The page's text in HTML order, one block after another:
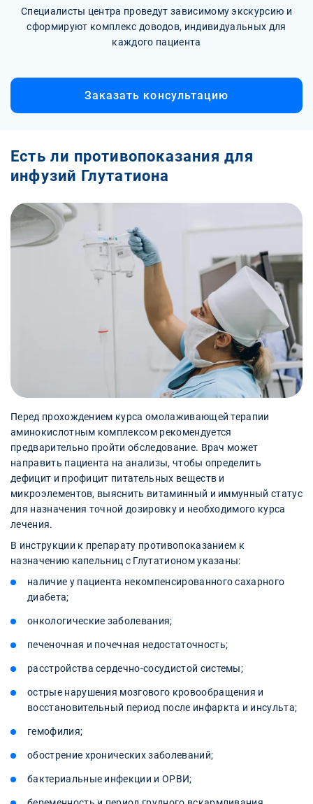
Специалисты центра проведут зависимому экскурсию и
сформируют комплекс доводов, индивидуальных для
каждого пациента
Заказать консультацию
Есть ли противопоказания для
инфузий Глутатиона
Перед прохождением курса омолаживающей терапии
аминокислотным комплексом рекомендуется
предварительно пройти обследование. Врач может
направить пациента на анализы, чтобы определить
дефицит и профицит питательных веществ и
микроэлементов, выяснить витаминный и иммунный статус
для назначения точной дозировку и необходимого курса
лечения.
В инструкции к препарату противопоказанием к
назначению капельниц с Глутатионом указаны:
наличие у пациента некомпенсированного сахарного
диабета;
онкологические заболевания;
печеночная и почечная недостаточность;
расстройства сердечно-сосудистой системы;
острые нарушения мозгового кровообращения и
восстановительный период после инфаркта и инсульта;
гемофилия;
обострение хронических заболеваний;
бактериальные инфекции и ОРВИ;